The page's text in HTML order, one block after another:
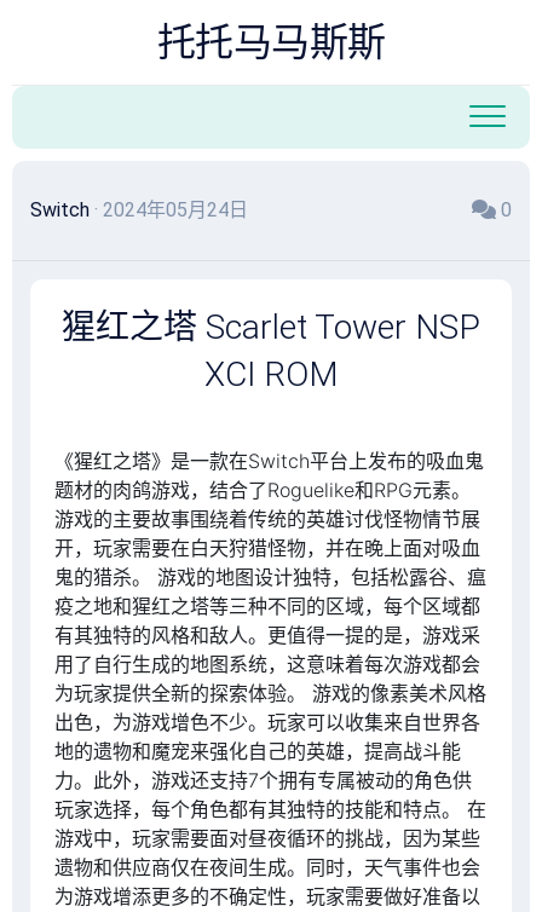
容
托托马马斯斯
Switch · 2024年05月24日 0
猩红之塔 Scarlet Tower NSP
XCI ROM
《猩红之塔》是一款在Switch平台上发布的吸血鬼
题材的肉鸽游戏，结合了Roguelike和RPG元素。
游戏的主要故事围绕着传统的英雄讨伐怪物情节展
开，玩家需要在白天狩猎怪物，并在晚上面对吸血
鬼的猎杀。 游戏的地图设计独特，包括松露谷、瘟
疫之地和猩红之塔等三种不同的区域，每个区域都
有其独特的风格和敌人。更值得一提的是，游戏采
用了自行生成的地图系统，这意味着每次游戏都会
为玩家提供全新的探索体验。 游戏的像素美术风格
出色，为游戏增色不少。玩家可以收集来自世界各
地的遗物和魔宠来强化自己的英雄，提高战斗能
力。此外，游戏还支持7个拥有专属被动的角色供
玩家选择，每个角色都有其独特的技能和特点。 在
游戏中，玩家需要面对昼夜循环的挑战，因为某些
遗物和供应商仅在夜间生成。同时，天气事件也会
为游戏增添更多的不确定性，玩家需要做好准备以